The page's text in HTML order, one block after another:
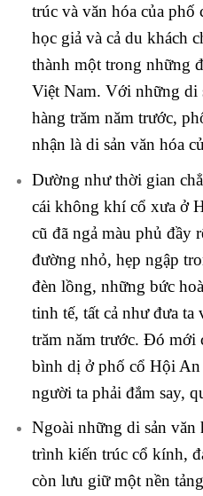
trúc và văn hóa của
học giả và cả du khách
thành một trong những
Việt Nam. Với những di
hàng trăm năm trước,
nhận là di sản văn hóa
Dường như thời gian
cái không khí cổ xưa ở
cũ đã ngả màu phủ đầy
đường nhỏ, hẹp ngập
đèn lồng, những bức
tinh tế, tất cả như đưa
trăm năm trước. Đó mới
bình dị ở phố cổ Hội
người ta phải đắm say,
Ngoài những di sản văn
trình kiến trúc cổ kính,
còn lưu giữ một nền